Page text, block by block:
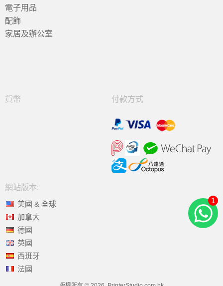
電子用品
配飾
家居及辦公室
貨幣 付款方式
網站版本:
美國 & 全球
加拿大
德國
英國
西班牙
法國
1